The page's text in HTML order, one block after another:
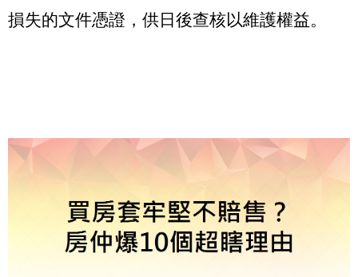
損失的文件憑證，供日後查核以維護權益。